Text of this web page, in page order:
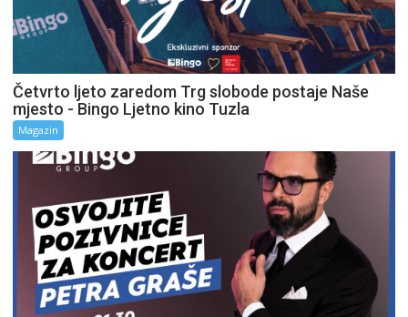
Četvrto ljeto zaredom Trg slobode postaje Naše
mjesto - Bingo Ljetno kino Tuzla
Magazin